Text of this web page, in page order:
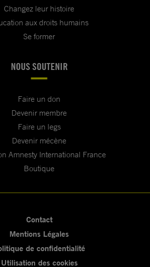
Changez leur histoire
aux droits humains
Se former
NOUS SOUTENIR
Faire un don
Devenir membre
Faire un legs
Devenir mécène
Amnesty International France
Boutique
Contact
Mentions Légales
de confidentialité
Utilisation des cookies